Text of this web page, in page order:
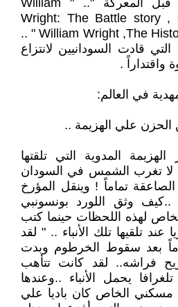
تستحسنها اذان الرجال قبل المعركة ".. " William
Wright: The Battle story ,
William Wright ,The History Press , e-book, P64 " ..
قادت السودانيين لانتزاع
واقتداراً .
في العالم:
الحزن علي الهزيمة ..
المدوية التي تلقتها
لا تغرب الشمس في السودان
تماماً ! وينقل المؤرخ
..كيف وثق اللورد بونسونبي
لهذه اللحظات حينما كتب
تلقيها تلك الأنباء .. " لقد
بعد سقوط الخرطوم وبدت
فراشه.. لقد كانت تتأهب
يحمل الأنباء ..وعندها
الخاص كان باديا علي